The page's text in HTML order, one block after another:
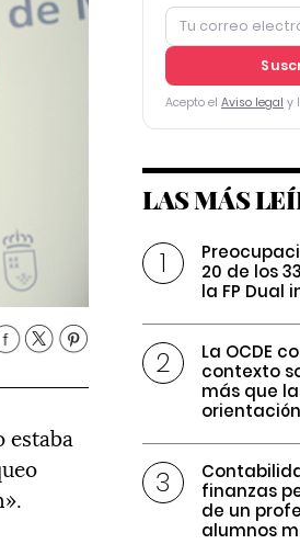
estaba
Acepto el Aviso legal y
LAS MÁS
20 de los
la FP Dual
La OCDE
contexto
más que
finanzas
de un
alumnos